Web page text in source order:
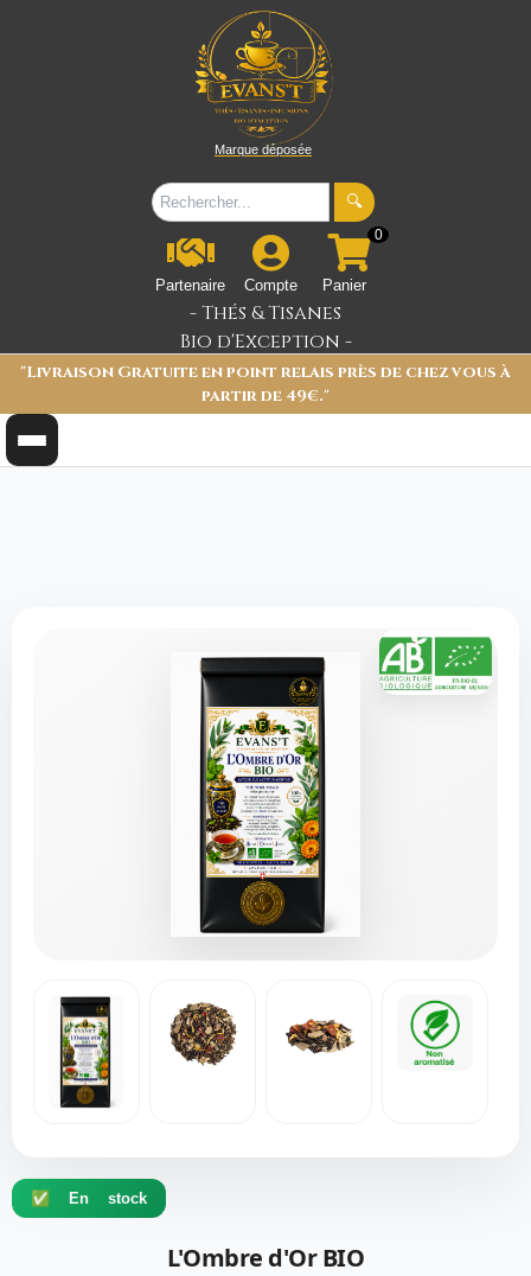
Marque déposée
🔍
Partenaire Compte
0
Panier
- Thés & Tisanes
Bio d'Exception -
"Livraison Gratuite en point relais près de chez vous à
partir de 49€."
✅ En stock
L'Ombre d'Or BIO